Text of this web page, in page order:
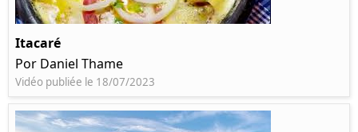
Itacaré
Por Daniel Thame
Vidéo publiée le 18/07/2023